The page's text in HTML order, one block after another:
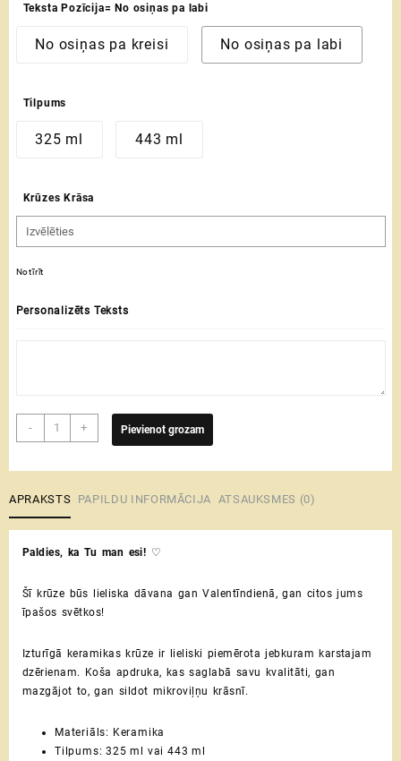
Teksta Pozīcija= No osiņas pa labi
No osiņas pa kreisi No osiņas pa labi
Tilpums
325 ml 443 ml
Krūzes Krāsa
Notīrīt
Personalizēts Teksts
-
Paldies,
ka
esi
♡
krūze
+ Pievienot grozam
APRAKSTS PAPILDU INFORMĀCIJA ATSAUKSMES (0)
Paldies, ka Tu man esi! ♡
Šī krūze būs lieliska dāvana gan Valentīndienā, gan citos jums
īpašos svētkos!
Izturīgā keramikas krūze ir lieliski piemērota jebkuram karstajam
dzērienam. Koša apdruka, kas saglabā savu kvalitāti, gan
mazgājot to, gan sildot mikroviļņu krāsnī.
Materiāls: Keramika
Tilpums: 325 ml vai 443 ml